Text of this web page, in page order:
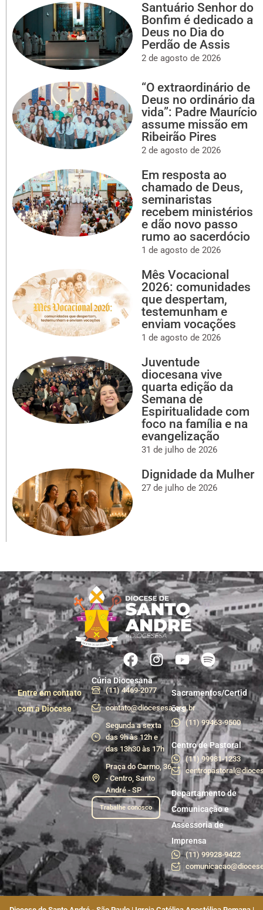
Santuário Senhor do
Bonfim é dedicado a
Deus no Dia do
Perdão de Assis
2 de agosto de 2026
“O extraordinário de
Deus no ordinário da
vida”: Padre Maurício
assume missão em
Ribeirão Pires
2 de agosto de 2026
Em resposta ao
chamado de Deus,
seminaristas
recebem ministérios
e dão novo passo
rumo ao sacerdócio
1 de agosto de 2026
Mês Vocacional
2026: comunidades
que despertam,
testemunham e
enviam vocações
1 de agosto de 2026
Juventude
diocesana vive
quarta edição da
Semana de
Espiritualidade com
foco na família e na
evangelização
31 de julho de 2026
Dignidade da Mulher
27 de julho de 2026
Entre em contato
com a Diocese
Cúria Diocesana
(11) 4469-2077
contato@diocesesa.org.br
Segunda a sexta
das 9h às 12h e
das 13h30 às 17h
Praça do Carmo, 36
- Centro, Santo
André - SP
Trabalhe conosco
Sacramentos/Certid
ões
(11) 99463-9500
Centro de Pastoral
(11) 99981-1233
Departamento de
Comunicação e
Assessoria de
Imprensa
(11) 99928-9422